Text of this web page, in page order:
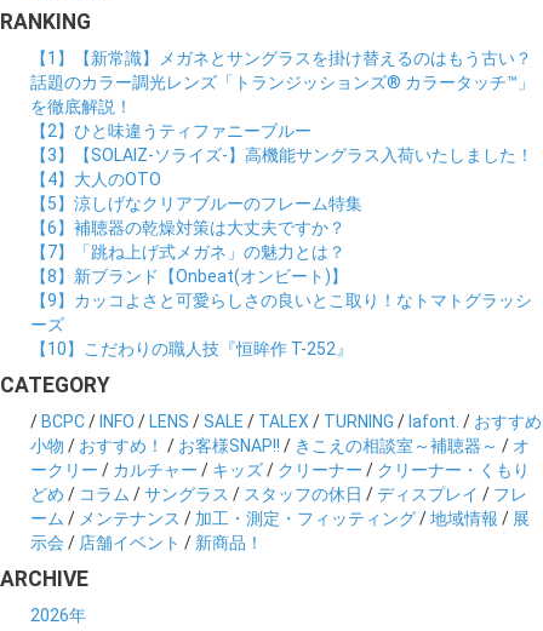
RANKING
【1】【新常識】メガネとサングラスを掛け替えるのはもう古い？
話題のカラー調光レンズ「トランジッションズ® カラータッチ™」
を徹底解説！
【2】ひと味違うティファニーブルー
【3】【SOLAIZ-ソライズ-】高機能サングラス入荷いたしました！
【4】大人のOTO
【5】涼しげなクリアブルーのフレーム特集
【6】補聴器の乾燥対策は大丈夫ですか？
【7】「跳ね上げ式メガネ」の魅力とは？
【8】新ブランド【Onbeat(オンビート)】
【9】カッコよさと可愛らしさの良いとこ取り！なトマトグラッシ
ーズ
【10】こだわりの職人技『恒眸作 T-252』
CATEGORY
/ BCPC/ INFO / LENS /SALE / TALEX/ TURNING / lafont. / おすすめ
小物 / おすすめ！ / お客様SNAP!! / きこえの相談室～補聴器～ / オ
ークリー / カルチャー / キッズ/ クリーナー / クリーナー・くもり
どめ / コラム /サングラス / スタッフの休日 /ディスプレイ / フレ
ーム / メンテナンス / 加工・測定・フィッティング/地域情報 / 展
示会 / 店舗イベント / 新商品！
ARCHIVE
2026年